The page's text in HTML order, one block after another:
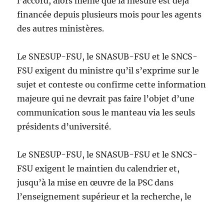
financée depuis plusieurs mois pour les agents
des autres ministères.
Le SNESUP-FSU, le SNASUB-FSU et le SNCS-
FSU exigent du ministre qu’il s’exprime sur le
sujet et conteste ou confirme cette information
majeure qui ne devrait pas faire l’objet d’une
communication sous le manteau via les seuls
présidents d’université.
Le SNESUP-FSU, le SNASUB-FSU et le SNCS-
FSU exigent le maintien du calendrier et,
jusqu’à la mise en œuvre de la PSC dans
l’enseignement supérieur et la recherche, le